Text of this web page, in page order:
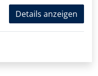
Details anzeigen